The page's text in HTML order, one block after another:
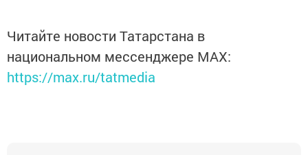
Читайте новости Татарстана в
национальном мессенджере MАХ:
https://max.ru/tatmedia